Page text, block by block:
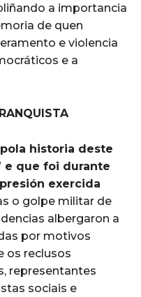
a importancia
de quen
e violencia
e a
historia deste
e que foi durante
exercida
o golpe militar de
albergaron a
por motivos
os reclusos
representantes
sociais e